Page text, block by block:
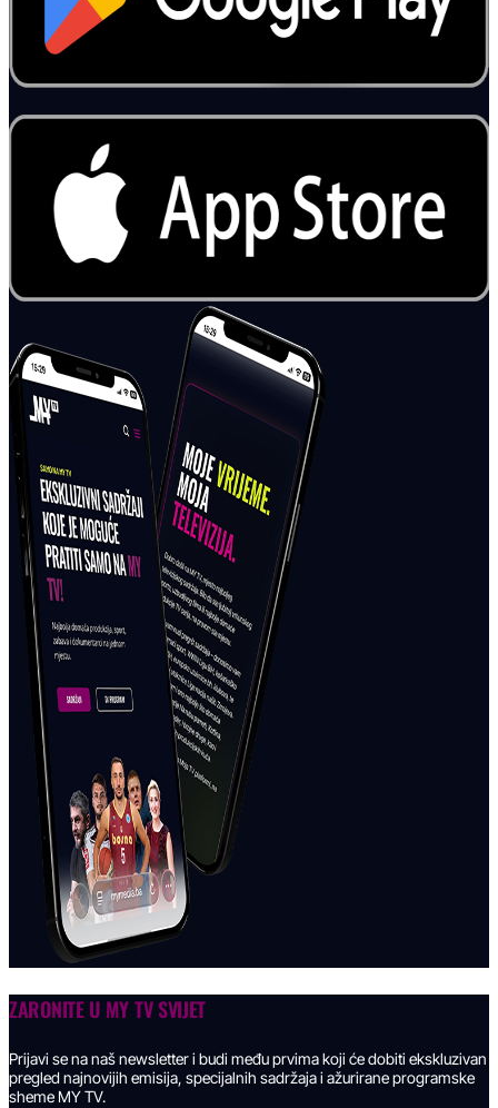
ZARONITE U MY TV SVIJET
Prijavi se na naš newsletter i budi među prvima koji će dobiti ekskluzivan
pregled najnovijih emisija, specijalnih sadržaja i ažurirane programske
sheme MY TV.